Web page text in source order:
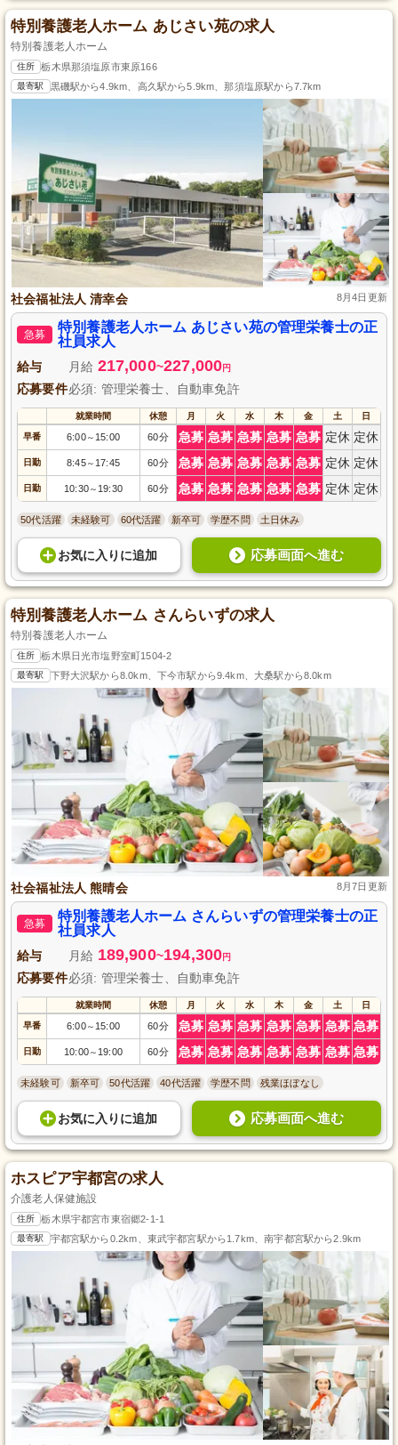
特別養護老人ホーム あじさい苑の求人
特別養護老人ホーム
住所 栃木県那須塩原市東原166
最寄駅 黒磯駅から4.9km、高久駅から5.9km、那須塩原駅から7.7km
社会福祉法人 清幸会 8月4日更新
急募
特別養護老人ホーム あじさい苑の管理栄養士の正
社員求人
給与 月給 217,000~227,000円
応募要件必須: 管理栄養士、自動車免許
就業時間 休憩 月 火 水 木 金 土 日
早番 6:00～ 15:00 60分 急募 急募 急募 急募 急募 定休 定休
日勤 8:45～ 17:45 60分 急募 急募 急募 急募 急募 定休 定休
日勤 10:30～ 19:30 60分 急募 急募 急募 急募 急募 定休 定休
50代活躍 未経験可 60代活躍 新卒可 学歴不問 土日休み
お気に入り に追加 応募画面へ進む
特別養護老人ホーム さんらいずの求人
特別養護老人ホーム
住所 栃木県日光市塩野室町1504-2
最寄駅 下野大沢駅から8.0km、下今市駅から9.4km、大桑駅から8.0km
社会福祉法人 熊晴会 8月7日更新
急募
特別養護老人ホーム さんらいずの管理栄養士の正
社員求人
給与 月給 189,900~194,300円
応募要件必須: 管理栄養士、自動車免許
就業時間 休憩 月 火 水 木 金 土 日
早番 6:00～ 15:00 60分 急募 急募 急募 急募 急募 急募 急募
日勤 10:00～ 19:00 60分 急募 急募 急募 急募 急募 急募 急募
未経験可 新卒可 50代活躍 40代活躍 学歴不問 残業ほぼなし
お気に入り に追加 応募画面へ進む
ホスピア宇都宮の求人
介護老人保健施設
住所 栃木県宇都宮市東宿郷2-1-1
最寄駅 宇都宮駅から0.2km、東武宇都宮駅から1.7km、南宇都宮駅から2.9km